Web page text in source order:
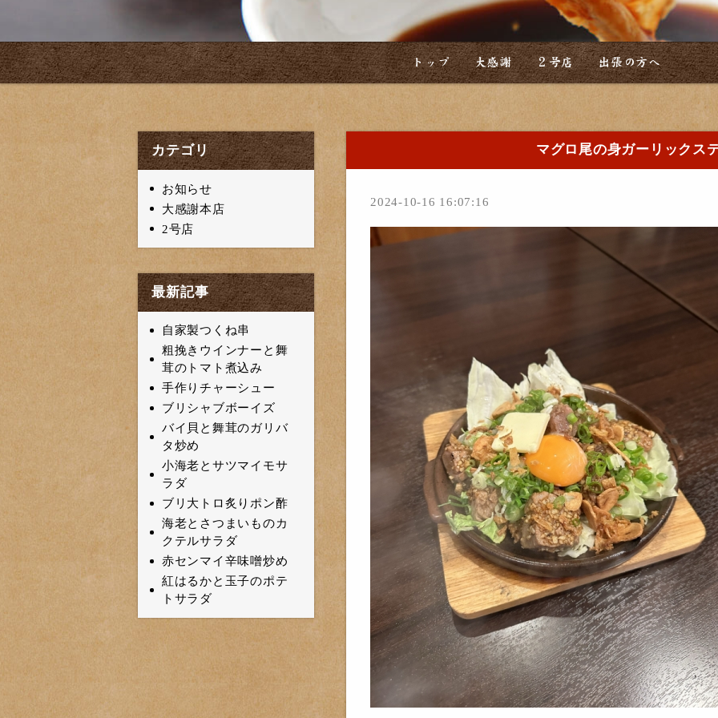
トップ 大感謝 ２号店 出張の方へ
カテゴリ
お知らせ
大感謝本店
2号店
最新記事
自家製つくね串
粗挽きウインナーと舞
茸のトマト煮込み
手作りチャーシュー
ブリシャブボーイズ
バイ貝と舞茸のガリバ
タ炒め
小海老とサツマイモサ
ラダ
ブリ大トロ炙りポン酢
海老とさつまいものカ
クテルサラダ
赤センマイ辛味噌炒め
紅はるかと玉子のポテ
トサラダ
マグロ尾の身ガーリックス
2024-10-16 16:07:16